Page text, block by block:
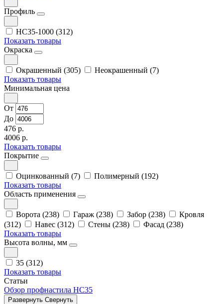
Профиль
НС35-1000 (312)
Показать товары
Окраска
Окрашенный (305)
Неокрашенный (7)
Показать товары
Минимальная цена
От
До
476 р.
4006 р.
Показать товары
Покрытие
Оцинкованный (7)
Полимерный (192)
Показать товары
Область применения
Ворота (238) Гараж (238) Забор (238)
Кровля
(312)
Навес (312) Стены (238)
Фасад (238)
Показать товары
Высота волны, мм
35 (312)
Показать товары
Статьи
Обзор профнастила НС35
Развернуть Свернуть